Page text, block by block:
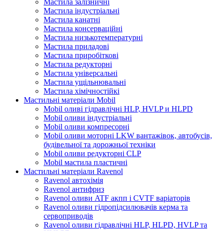
Мастила залізничні
Мастила індустріальні
Мастила канатні
Мастила консерваційні
Мастила низькотемпературні
Мастила приладові
Мастила приробіткові
Мастила редукторні
Мастила універсальні
Мастила ущільнювальні
Мастила хімічностійкі
Мастильні матеріали Mobil
Mobil оливі гідравлічні HLP, HVLP и HLPD
Mobil оливи індустріальні
Mobil оливи компресорні
Mobil оливи моторні LKW вантажівок, автобусів,
будівельної та дорожньої техніки
Mobil оливи редукторні CLP
Mobil мастила пластичні
Мастильні матеріали Ravenol
Ravenol автохімія
Ravenol антифриз
Ravenol оливи ATF акпп і CVTF варіаторів
Ravenol оливи гідропідсилювачів керма та
сервоприводів
Ravenol оливи гідравлічні HLP, HLPD, HVLP та